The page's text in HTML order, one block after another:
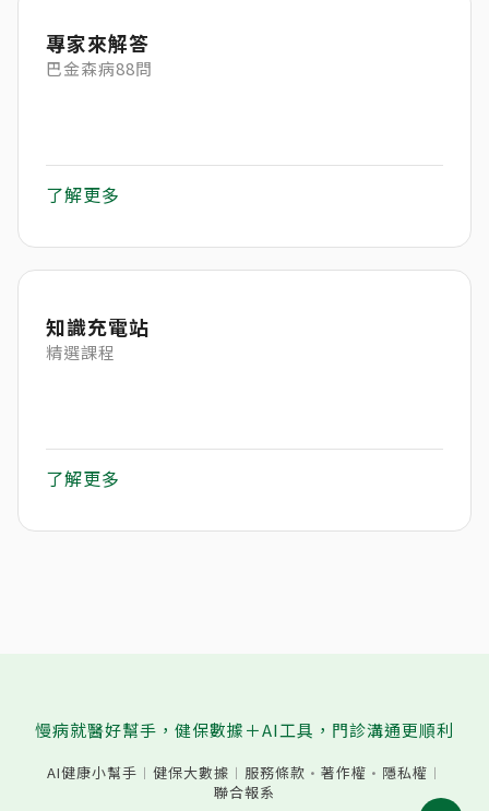
專家來解答
巴金森病88問
了解更多
知識充電站
精選課程
了解更多
慢病就醫好幫手，健保數據＋AI工具，門診溝通更順利
AI健康小幫手 ︱ 健保大數據 ︱ 服務條款 · 著作權 · 隱私權 ︱
聯合報系